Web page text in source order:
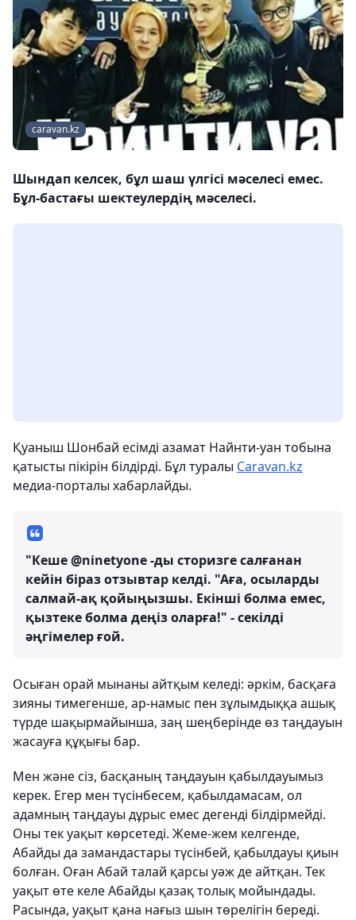
caravan.kz
Шындап келсек, бұл шаш үлгісі мәселесі емес.
Бұл-бастағы шектеулердің мәселесі.
Қуаныш Шонбай есімді азамат Найнти-уан тобына
қатысты пікірін білдірді. Бұл туралы Caravan.kz
медиа-порталы хабарлайды.
"Кеше @ninetyone -ды сторизге салғанан
кейін біраз отзывтар келді. "Аға, осыларды
салмай-ақ қойыңызшы. Екінші болма емес,
қызтеке болма деңіз оларға!" - секілді
әңгімелер ғой.
Осыған орай мынаны айтқым келеді: әркім, басқаға
зияны тимегенше, ар-намыс пен зұлымдыққа ашық
түрде шақырмайынша, заң шеңберінде өз таңдауын
жасауға құқығы бар.
Мен және сіз, басқаның таңдауын қабылдауымыз
керек. Егер мен түсінбесем, қабылдамасам, ол
адамның таңдауы дұрыс емес дегенді білдірмейді.
Оны тек уақыт көрсетеді. Жеме-жем келгенде,
Абайды да замандастары түсінбей, қабылдауы қиын
болған. Оған Абай талай қарсы уәж де айтқан. Тек
уақыт өте келе Абайды қазақ толық мойындады.
Расында, уақыт қана нағыз шын төрелігін береді.